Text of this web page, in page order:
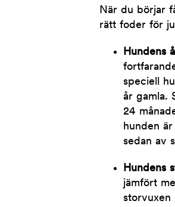
När du börjar
rätt foder för
Hundens
speciell
år gamla.
24
hunden
sedan av
Hundens
jämfört
storvuxen